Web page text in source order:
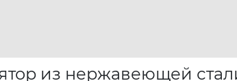
из нержавеющей